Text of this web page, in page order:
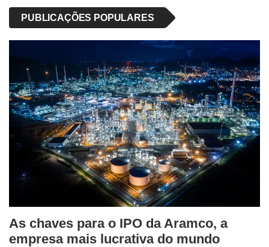
PUBLICAÇÕES POPULARES
As chaves para o IPO da Aramco, a
empresa mais lucrativa do mundo